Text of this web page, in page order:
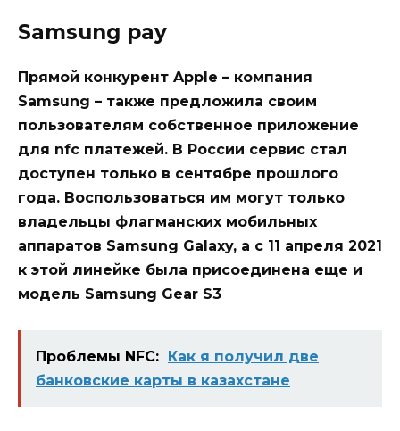
Samsung pay
Прямой конкурент Apple – компания
Samsung – также предложила своим
пользователям собственное приложение
для nfc платежей. В России сервис стал
доступен только в сентябре прошлого
года. Воспользоваться им могут только
владельцы флагманских мобильных
аппаратов Samsung Galaxy, а с 11 апреля 2021
к этой линейке была присоединена еще и
модель Samsung Gear S3
Проблемы NFC: Как я получил две
банковские карты в казахстане